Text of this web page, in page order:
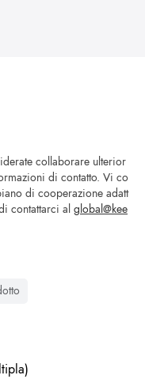
collaborare ulterior
di contatto. Vi co
di cooperazione adatt
contattarci al global@kee